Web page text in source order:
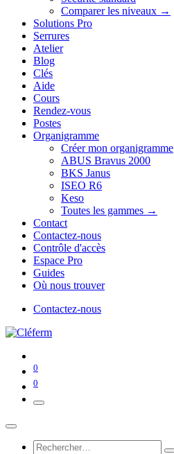
Comparer les niveaux →
Solutions Pro
Serrures
Atelier
Blog
Clés
Aide
Cours
Rendez-vous
Postes
Organigramme
Créer mon organigramme
ABUS Bravus 2000
BKS Janus
ISEO R6
Keso
Toutes les gammes →
Contact
Contactez-nous
Contrôle d'accès
Espace Pro
Guides
Où nous trouver
Contactez-nous
0
0